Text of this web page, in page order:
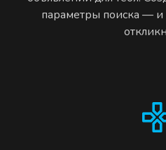
параметры поиска — и